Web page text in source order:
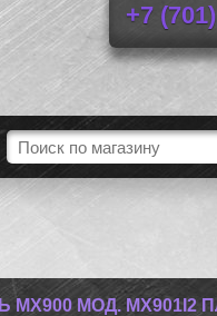
+7
МОД. МХ901I2